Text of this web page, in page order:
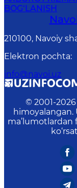
BOG‘LANISH
210100, Nаvоiy
Elektron pochta:
info@navoi.uz
© 2001-2026
himoyalangan.
ma’lumotlardan